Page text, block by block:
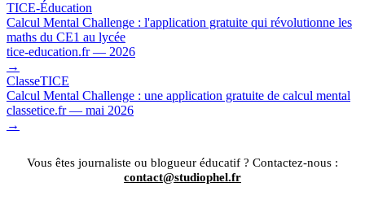
TICE-Éducation
Calcul Mental Challenge : l'application gratuite qui révolutionne les
maths du CE1 au lycée
tice-education.fr — 2026
→
ClasseTICE
Calcul Mental Challenge : une application gratuite de calcul mental
classetice.fr — mai 2026
→
Vous êtes journaliste ou blogueur éducatif ? Contactez-nous :
contact@studiophel.fr